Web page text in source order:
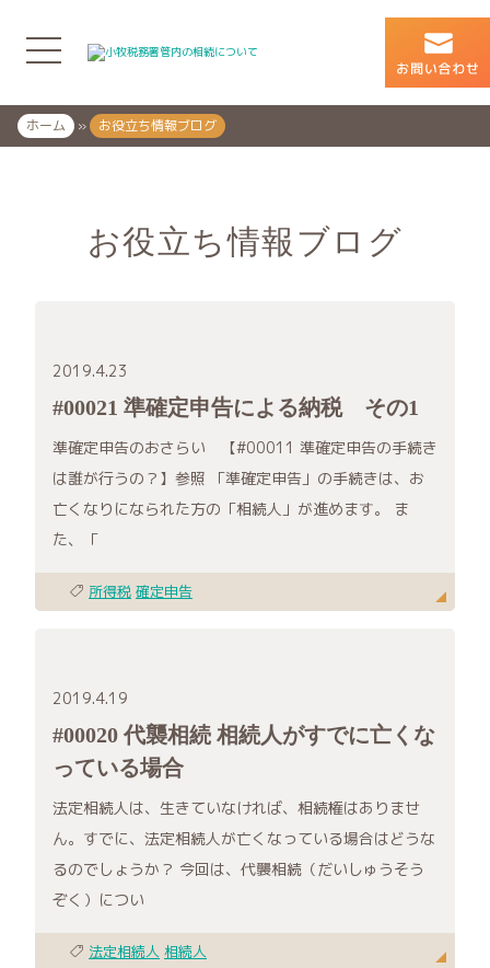
ホーム » お役立ち情報ブログ
お役立ち情報ブログ
2019.4.23
#00021 準確定申告による納税 その1
準確定申告のおさらい 【#00011 準確定申告の手続き
は誰が行うの？】参照 「準確定申告」の手続きは、お
亡くなりになられた方の「相続人」が進めます。 ま
た、「
所得税 確定申告
2019.4.19
#00020 代襲相続 相続人がすでに亡くな
っている場合
法定相続人は、生きていなければ、相続権はありませ
ん。すでに、法定相続人が亡くなっている場合はどうな
るのでしょうか？ 今回は、代襲相続（だいしゅうそう
ぞく）につい
法定相続人 相続人